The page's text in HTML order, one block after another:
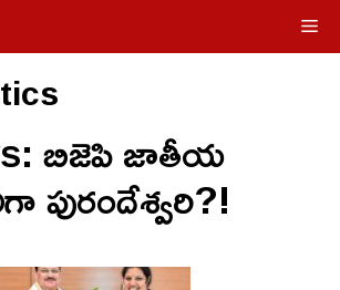
బిజెపి జాతీయ
పురందేశ్వరి?!